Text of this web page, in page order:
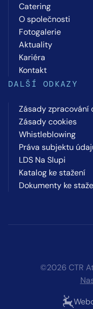
Catering
O společnosti
Fotogalerie
Aktuality
Kariéra
Kontakt
DALŠÍ ODKAZY
Zásady zpracování
Zásady cookies
Whistleblowing
Práva subjektu
LDS Na Slupi
Katalog ke stažení
Dokumenty ke
©2026 CTR